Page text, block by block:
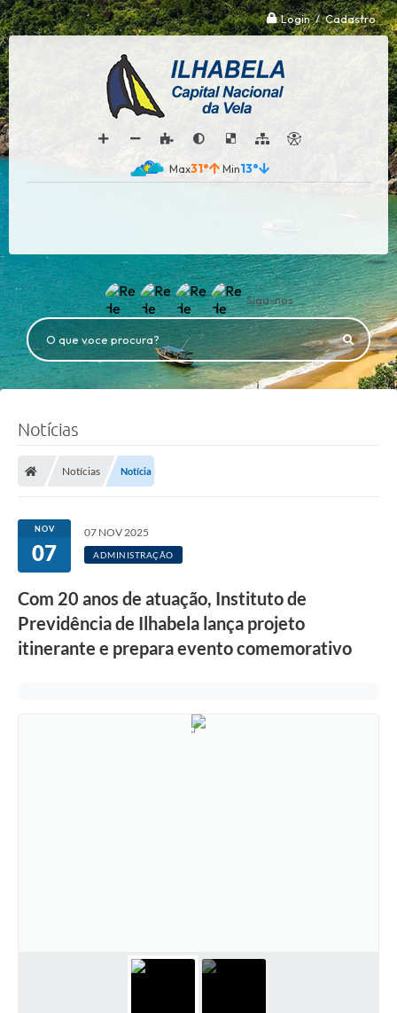
Login / Cadastro
31° 13°
Siga-nos
O que voce procura?
Notícias
Notícias Notícia
NOV
07
07 NOV 2025
ADMINISTRAÇÃO
Com 20 anos de atuação, Instituto de
Previdência de Ilhabela lança projeto
itinerante e prepara evento comemorativo